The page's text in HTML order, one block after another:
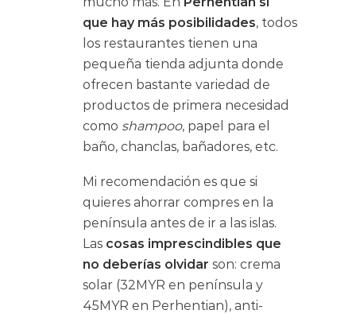
que hay más posibilidades, todos
los restaurantes tienen una
pequeña tienda adjunta donde
ofrecen bastante variedad de
productos de primera necesidad
como shampoo, papel para el
baño, chanclas, bañadores, etc.
Mi recomendación es que si
quieres ahorrar compres en la
península antes de ir a las islas.
Las cosas imprescindibles que
no deberías olvidar son: crema
solar (32MYR en península y
45MYR en Perhentian), anti-